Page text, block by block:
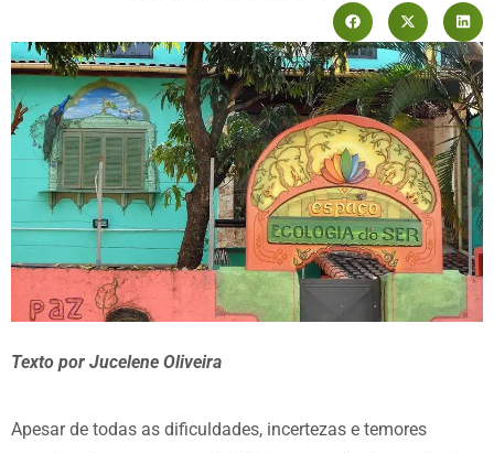
Texto por Jucelene Oliveira
Apesar de todas as dificuldades, incertezas e temores